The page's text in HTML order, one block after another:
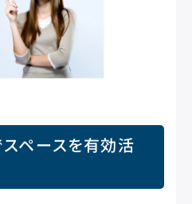
ペースを有効活